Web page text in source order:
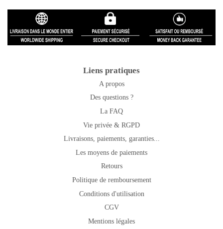
Liens pratiques
A propos
Des questions ?
La FAQ
Vie privée & RGPD
Livraisons, paiements, garanties...
Les moyens de paiements
Retours
Politique de remboursement
Conditions d'utilisation
CGV
Mentions légales